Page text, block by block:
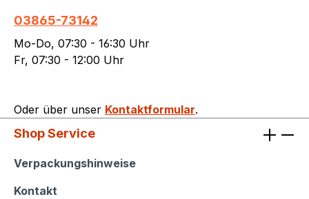
03865-73142
Mo-Do, 07:30 - 16:30 Uhr
Fr, 07:30 - 12:00 Uhr
Oder über unser Kontaktformular.
Shop Service
Shop Service
Verpackungshinweise
Kontakt